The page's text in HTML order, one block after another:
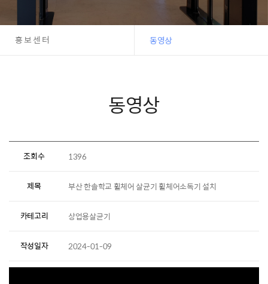
홍보센터 동영상
동영상
조회수 1396
제목 부산 한솔학교 휠체어 살균기 휠체어소독기 설치
카테고리 상업용살균기
작성일자 2024-01-09